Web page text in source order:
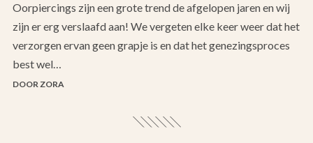
Oorpiercings zijn een grote trend de afgelopen jaren en wij
zijn er erg verslaafd aan! We vergeten elke keer weer dat het
verzorgen ervan geen grapje is en dat het genezingsproces
best wel…
DOOR ZORA